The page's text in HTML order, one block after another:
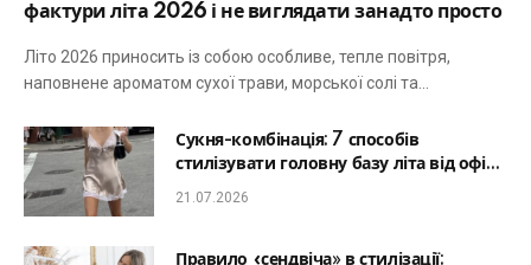
фактури літа 2026 і не виглядати занадто просто
Літо 2026 приносить із собою особливе, тепле повітря,
наповнене ароматом сухої трави, морської солі та…
Сукня-комбінація: 7 способів
стилізувати головну базу літа від офісу
до романтичної вечері
21.07.2026
Правило «сендвіча» в стилізації: